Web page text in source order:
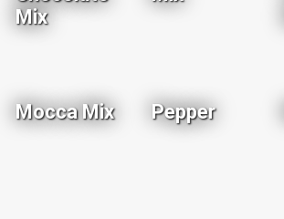
Mix
Mocca Mix Pepper